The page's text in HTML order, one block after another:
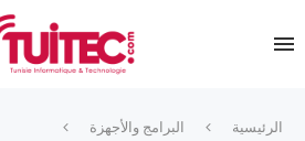
الرئيسية
البرامج والأجهزة